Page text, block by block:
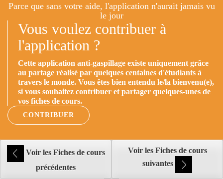
Parce que sans votre aide, l'application n'aurait jamais vu
le jour
Vous voulez contribuer à
l'application ?
Cette application anti-gaspillage existe uniquement grâce
au partage réalisé par quelques centaines d'étudiants à
travers le monde. Vous êtes bien entendu le/la bienvenu(e),
si vous souhaitez contribuer et partager quelques-unes de
vos fiches de cours.
CONTRIBUER
Voir les Fiches de cours
suivantes
précédentes